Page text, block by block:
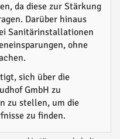
da diese zur Stärkung
Darüber hinaus
Sanitärinstallationen
ohne
sich über die
GmbH zu
zu stellen, um die
zu finden.